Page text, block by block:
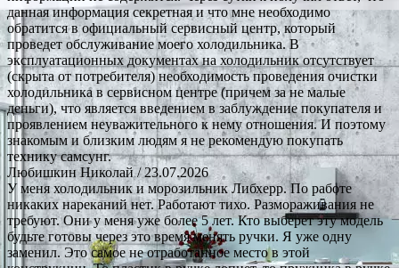
данная информация секретная и что мне необходимо
обратится в официальный сервисный центр, который
проведет обслуживание моего холодильника. В
эксплуатационных документах на холодильник отсутствует
(скрыта от потребителя) необходимость проведения очистки
холодильника в сервисном центре (причем за не малые
деньги), что является введением в заблуждение покупателя и
проявлением неуважительного к нему отношения. И поэтому
знакомым и близким людям я не рекомендую покупать
технику самсунг.
Любишкин Николай/ 23.07.2026
У меня холодильник и морозильник Либхерр. По работе
никаких нареканий нет. Работают тихо. Размораживания не
требуют. Они у меня уже более 5 лет. Кто выберет эту модель
будьте готовы через это время менять ручки. Я уже одну
заменил. Это самое не отработанное место в этой